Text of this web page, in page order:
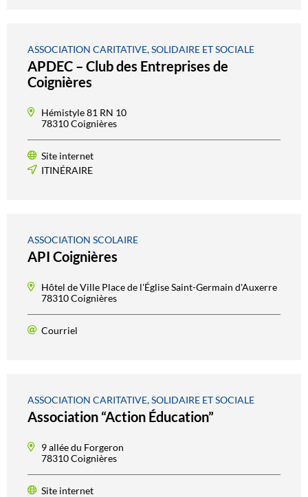
ASSOCIATION CARITATIVE, SOLIDAIRE ET SOCIALE
APDEC – Club des Entreprises de
Coignières
Hémistyle 81 RN 10
78310 Coignières
Site internet
ITINÉRAIRE
ASSOCIATION SCOLAIRE
API Coignières
Hôtel de Ville Place de l'Église Saint-Germain d'Auxerre
78310 Coignières
Courriel
ASSOCIATION CARITATIVE, SOLIDAIRE ET SOCIALE
Association “Action Éducation”
9 allée du Forgeron
78310 Coignières
Site internet